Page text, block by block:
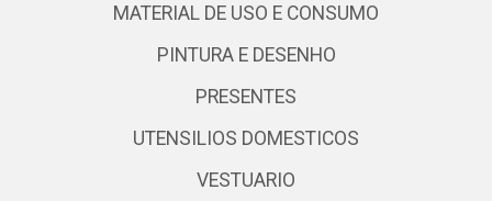
MATERIAL DE USO E CONSUMO
PINTURA E DESENHO
PRESENTES
UTENSILIOS DOMESTICOS
VESTUARIO